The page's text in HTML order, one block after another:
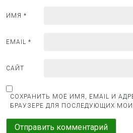
я
ИМЯ *
EMAIL *
САЙТ
СОХРАНИТЬ МОЁ ИМЯ, EMAIL И
БРАУЗЕРЕ ДЛЯ ПОСЛЕДУЮЩИХ